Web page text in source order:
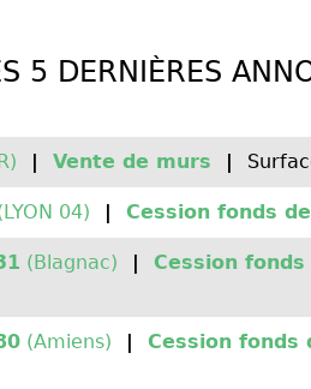
5 DERNIÈRES
| Vente de murs |
04) | Cession fonds
(Blagnac) | Cession
(Amiens) | Cession fonds